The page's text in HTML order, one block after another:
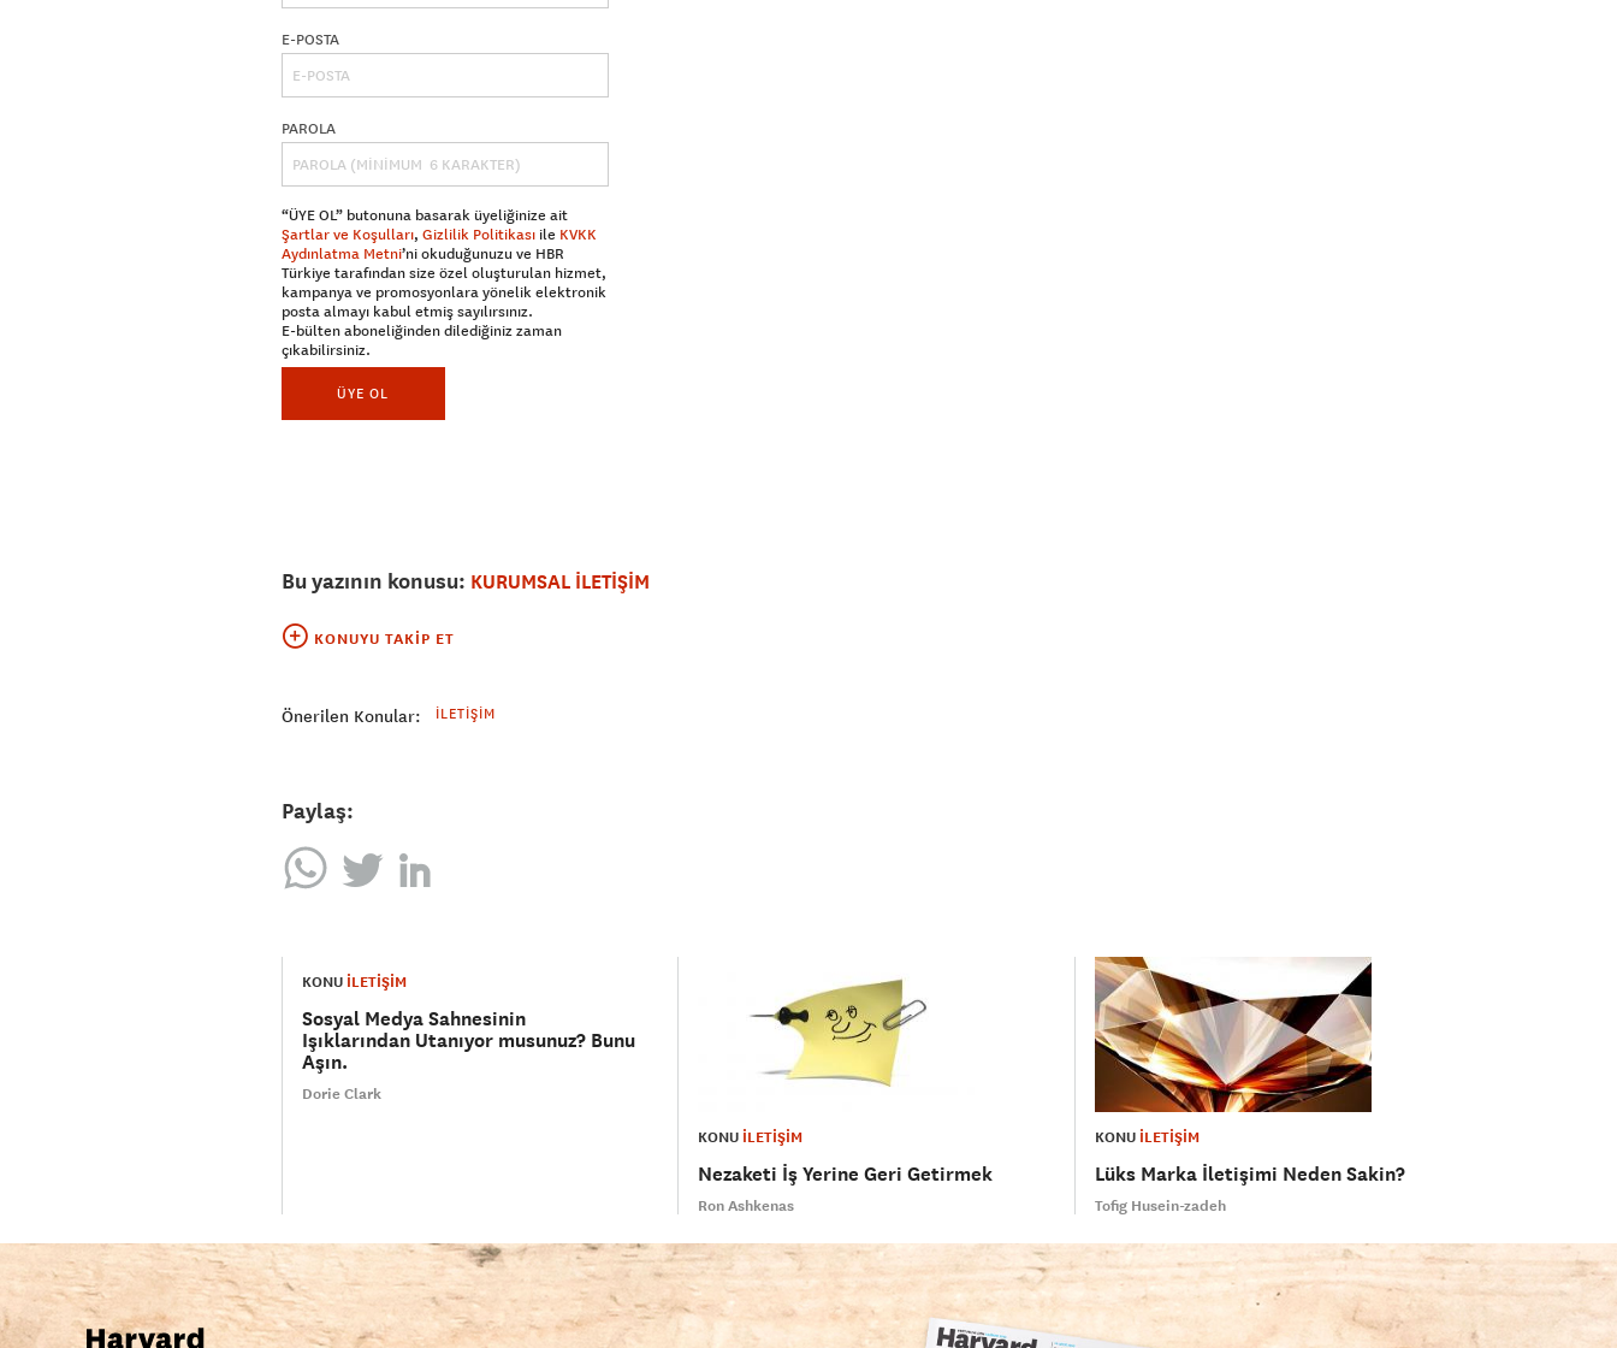
E-POSTA
PAROLA
“ÜYE OL” butonuna basarak üyeliğinize ait
Şartlar ve Koşulları, Gizlilik Politikası ile KVKK
Aydınlatma Metni’ni okuduğunuzu ve HBR
Türkiye tarafından size özel oluşturulan hizmet,
kampanya ve promosyonlara yönelik elektronik
posta almayı kabul etmiş sayılırsınız.
E-bülten aboneliğinden dilediğiniz zaman
çıkabilirsiniz.
ÜYE OL
Bu yazının konusu: KURUMSAL İLETİŞİM
KONUYU TAKIP ET
Önerilen Konular: İLETIŞIM
Paylaş:
KONU İLETİŞİM
Sosyal Medya Sahnesinin
Işıklarından Utanıyor musunuz? Bunu
Aşın.
Dorie Clark
KONU İLETİŞİM
Nezaketi İş Yerine Geri Getirmek
Ron Ashkenas
KONU İLETİŞİM
Lüks Marka İletişimi Neden Sakin?
Tofig Husein-zadeh